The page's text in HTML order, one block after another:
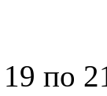
по